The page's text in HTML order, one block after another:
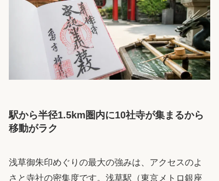
駅から半径1.5km圏内に10社寺が集まるから
移動がラク
浅草御朱印めぐりの最大の強みは、アクセスのよ
さと寺社の密集度です。浅草駅（東京メトロ銀座